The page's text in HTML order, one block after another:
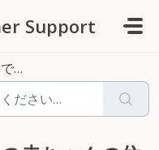
Support
か？